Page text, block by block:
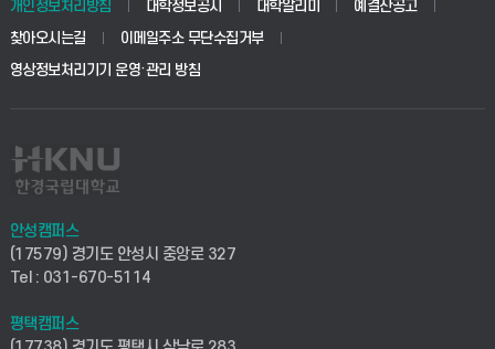
생명공학부
사회안전시스템공학부
컴퓨터응용수학부
ICT로봇기계공학부
교육대학원
학사시스템(전문학사 및 전공심화)
사이버캠퍼스(전문학사 및 전공심화)
시설바로처리서비스
연구실안전관리시스템
산학연구관리시스템
산학협력단
취업지원센터
창업지원센터
현장실습지원센터
개인정보처리방침 대학정보공시 대학알리미
예결산공고
찾아오시는길
이메일주소 무단수집거부
영상정보처리기기 운영·관리 방침
안성캠퍼스
(17579) 경기도 안성시 중앙로 327
Tel : 031-670-5114
평택캠퍼스